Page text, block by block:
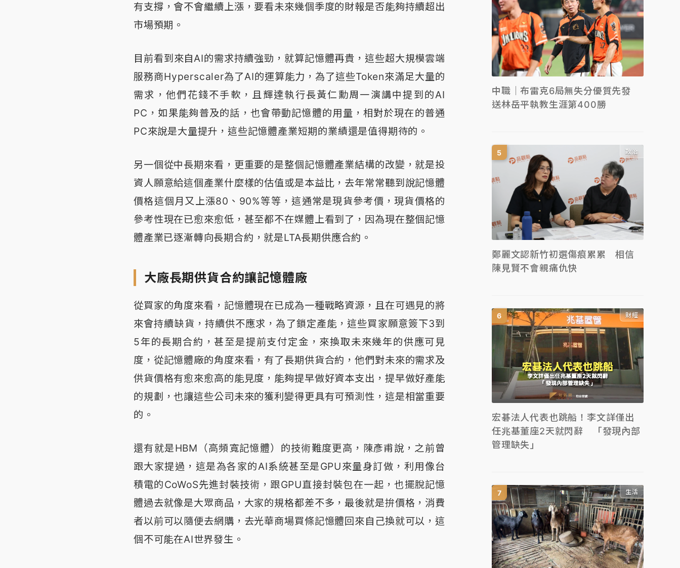
有支撐，會不會繼續上漲，要看未來幾個季度的財報是否能夠持續超出
市場預期。
目前看到來自AI的需求持續強勁，就算記憶體再貴，這些超大規模雲端
服務商Hyperscaler為了AI的運算能力，為了這些Token來滿足大量的
需求，他們花錢不手軟，且輝達執行長黃仁勳周一演講中提到的AI
PC，如果能夠普及的話，也會帶動記憶體的用量，相對於現在的普通
PC來說是大量提升，這些記憶體產業短期的業績還是值得期待的。
另一個從中長期來看，更重要的是整個記憶體產業結構的改變，就是投
資人願意給這個產業什麼樣的估值或是本益比，去年常常聽到說記憶體
價格這個月又上漲80、90%等等，這通常是現貨參考價，現貨價格的
參考性現在已愈來愈低，甚至都不在媒體上看到了，因為現在整個記憶
體產業已逐漸轉向長期合約，就是LTA長期供應合約。
大廠長期供貨合約讓記憶體廠
從買家的角度來看，記憶體現在已成為一種戰略資源，且在可遇見的將
來會持續缺貨，持續供不應求，為了鎖定產能，這些買家願意簽下3到
5年的長期合約，甚至是提前支付定金，來換取未來幾年的供應可見
度，從記憶體廠的角度來看，有了長期供貨合約，他們對未來的需求及
供貨價格有愈來愈高的能見度，能夠提早做好資本支出，提早做好產能
的規劃，也讓這些公司未來的獲利變得更具有可預測性，這是相當重要
的。
還有就是HBM（高頻寬記憶體）的技術難度更高，陳彥甫說，之前曾
跟大家提過，這是為各家的AI系統甚至是GPU來量身訂做，利用像台
積電的CoWoS先進封裝技術，跟GPU直接封裝包在一起，也擺脫記憶
體過去就像是大眾商品，大家的規格都差不多，最後就是拚價格，消費
者以前可以隨便去網購，去光華商場買條記憶體回來自己換就可以，這
個不可能在AI世界發生。
中職｜布雷克6局無失分優質先發
送林岳平執教生涯第400勝
政治
鄭麗文認新竹初選傷痕累累 相信
陳見賢不會親痛仇快
財經
宏碁法人代表也跳船！李文詳僅出
任兆基董座2天就閃辭 「發現內部
管理缺失」
生活